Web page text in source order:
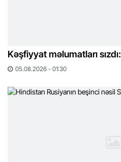
Kəşfiyyat məlumatları sızdı:
05.08.2026 - 01:30